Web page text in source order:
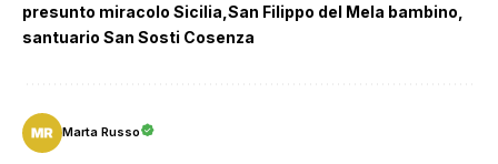
presunto miracolo Sicilia San Filippo del Mela bambino
santuario San Sosti Cosenza
Marta Russo